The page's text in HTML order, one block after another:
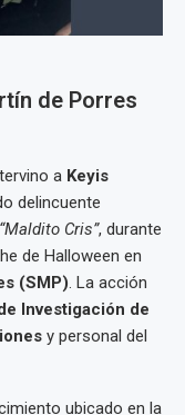
de Porres
a Keyis
delincuente
“Maldito Cris”, durante
de Halloween en
(SMP) . La acción
Investigación de
y personal del
ubicado en la